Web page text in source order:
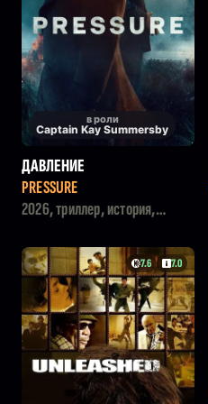
в роли
Captain Kay Summersby
ДАВЛЕНИЕ
PRESSURE
2026, триллер, история,
7.6 7.0